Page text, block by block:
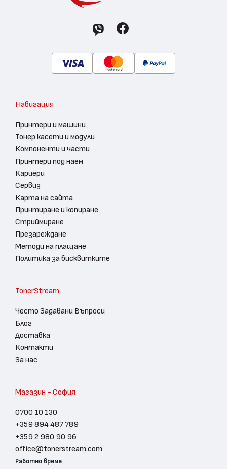
Навигация
Принтери и машини
Тонер касети и модули
Компоненти и части
Принтери под наем
Кариери
Сервиз
Карта на сайта
Принтиране и копиране
Стриймиране
Презареждане
Методи на плащане
Политика за бисквитките
TonerStream
Често Задавани Въпроси
Блог
Доставка
Контакти
За нас
Магазин - София
0700 10 130
+359 894 487 789
+359 2 980 90 96
office@tonerstream.com
Работно време